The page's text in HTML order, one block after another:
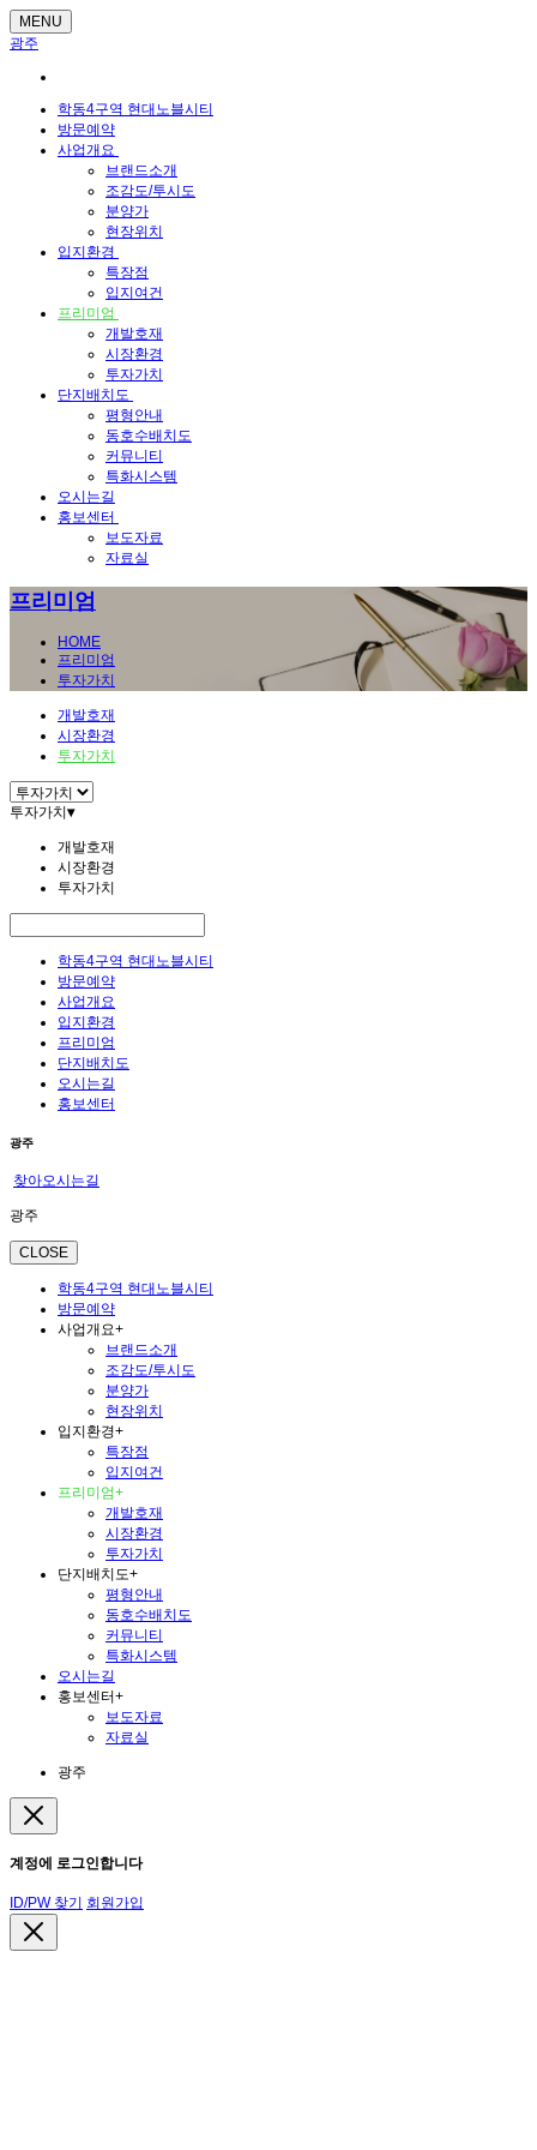
MENU
광주
학동4구역 현대노블시티
방문예약
사업개요
브랜드소개
조감도/투시도
분양가
현장위치
입지환경
특장점
입지여건
프리미엄
개발호재
시장환경
투자가치
단지배치도
평형안내
동호수배치도
커뮤니티
특화시스템
오시는길
홍보센터
보도자료
자료실
프리미엄
HOME
프리미엄
투자가치
개발호재
시장환경
투자가치
투자가치▾
개발호재
시장환경
투자가치
학동4구역 현대노블시티
방문예약
사업개요
입지환경
프리미엄
단지배치도
오시는길
홍보센터
광주
찾아오시는길
광주
CLOSE
학동4구역 현대노블시티
방문예약
사업개요+
브랜드소개
조감도/투시도
분양가
현장위치
입지환경+
특장점
입지여건
프리미엄+
개발호재
시장환경
투자가치
단지배치도+
평형안내
동호수배치도
커뮤니티
특화시스템
오시는길
홍보센터+
보도자료
자료실
광주
계정에 로그인합니다
ID/PW 찾기 회원가입